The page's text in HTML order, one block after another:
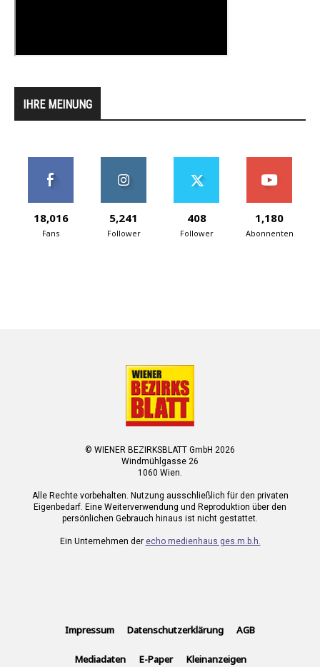
IHRE MEINUNG
18,016
Fans
5,241
Follower
408
Follower
1,180
Abonnenten
© WIENER BEZIRKSBLATT GmbH 2026
Windmühlgasse 26
1060 Wien.
Alle Rechte vorbehalten. Nutzung ausschließlich für den privaten
Eigenbedarf. Eine Weiterverwendung und Reproduktion über den
persönlichen Gebrauch hinaus ist nicht gestattet.
Ein Unternehmen der echo medienhaus ges.m.b.h.
Impressum Datenschutzerklärung AGB
Mediadaten E-Paper Kleinanzeigen